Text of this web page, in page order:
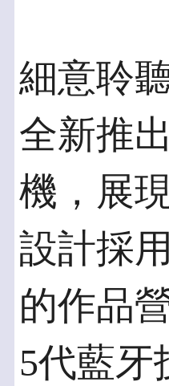
細意聆
全新推
機，展
設計採
的作品
5代藍牙